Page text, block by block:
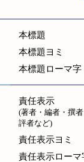
本標題
本標題ヨミ
本標題ローマ字
責任表示
(著者・編者・撰
評者など)
責任表示ヨミ
責任表示ローマ